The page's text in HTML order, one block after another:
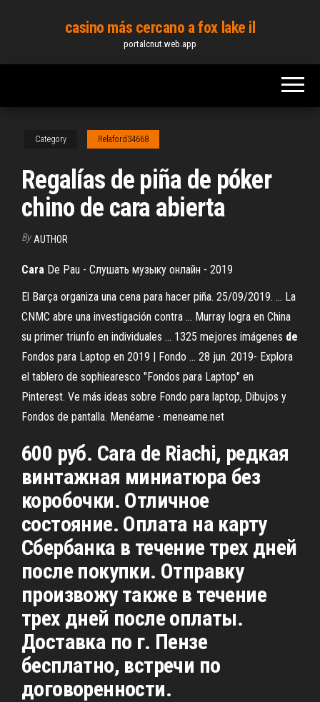
content
casino más cercano a fox lake il
portalcnut.web.app
Category Relaford34668
Regalías de piña de póker
chino de cara abierta
By AUTHOR
Cara De Pau - Слушать музыку онлайн - 2019
El Barça organiza una cena para hacer piña. 25/09/2019. ... La
CNMC abre una investigación contra ... Murray logra en China
su primer triunfo en individuales ... 1325 mejores imágenes de
Fondos para Laptop en 2019 | Fondo ... 28 jun. 2019- Explora
el tablero de sophiearesco "Fondos para Laptop" en
Pinterest. Ve más ideas sobre Fondo para laptop, Dibujos y
Fondos de pantalla. Menéame - meneame.net
600 руб. Cara de Riachi, редкая
винтажная миниатюра без
коробочки. Отличное
состояние. Оплата на карту
Сбербанка в течение трех дней
после покупки. Отправку
произвожу также в течение
трех дней после оплаты.
Доставка по г. Пензе
бесплатно, встречи по
договоренности.